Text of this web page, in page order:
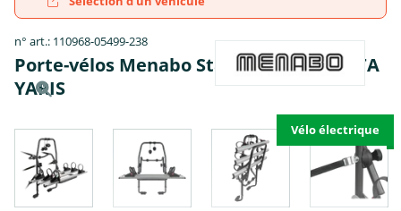
n° art.: 110968-05499-238
Porte-vélos Menabo Stand Up 3 - TOYOTA
YARIS
Vélo électrique